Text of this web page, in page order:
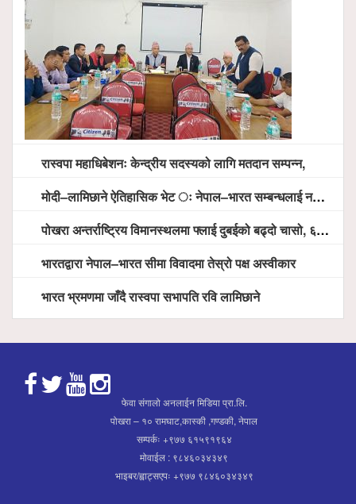
रास्वपा महाधिबेशनः केन्द्रीय सदस्यको लागि मतदान सम्पन्न,
मोदी–लामिछाने ऐतिहासिक भेट ः नेपाल–भारत सम्बन्धलाई नयाँ उचाइमा पु¥याउने साझा प्रतिबद्धता
पोखरा अन्तर्राष्ट्रिय विमानस्थलमा फ्लाई दुबईको बढ्दो चासो, ६ घण्टा लामो प्राविधिक निरीक्षणपछि दैनिक उडानको ढोका खुल्दै
भारतद्वारा नेपाल–भारत सीमा विवादमा तेस्रो पक्ष अस्वीकार
भारत भ्रमणमा जाँदै रास्वपा सभापति रवि लामिछाने
फेवा संगालो अनलाईन मिडिया प्रा.लि.
पोखरा – १० रामघाट,कास्की ,गण्डकी, नेपाल
सम्पर्कः +९७७ ६१५९१९६४
मोवाईल : ९८४६०३४३४९
भाइबर/ह्वाट्सएपः +९७७ ९८४६०३४३४९